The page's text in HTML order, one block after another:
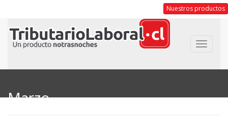
Nuestros productos
Toggle
Marzo